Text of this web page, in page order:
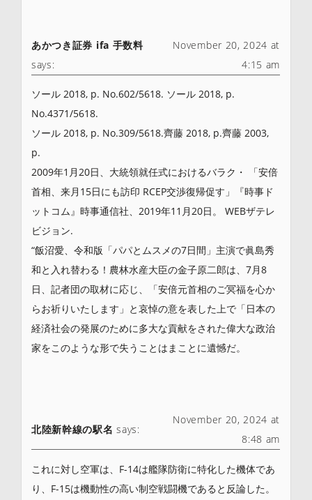
あかつき証券 ifa 手数料
says:
November 20, 2024 at
4:15 am
ソール 2018, p. No.602/5618. ソール 2018, p.
No.4371/5618.
ソール 2018, p. No.309/5618.齊藤 2018, p.齊藤 2003,
p.
2009年1月20日、大統領就任式におけるバラク・ 「安倍
首相、来月15日にも訪印 RCEP交渉復帰促す」『時事ド
ットコム』時事通信社、2019年11月20日。 WEBザテレ
ビジョン.
“飯沼愛、令和版「パパとムスメの7日間」主演で眞島秀
和と入れ替わる！農林水産大臣の金子原二郎は、7月8
日、記者団の取材に応じ、「安倍元首相のご冥福を心か
らお祈りいたします」と哀悼の意を表した上で「日本の
経済社会の発展のために多大な貢献をされた偉大な政治
家をこのような形で失うことはまことに遺憾だ。
北陸新幹線の駅名 says:
November 20, 2024 at
8:48 am
これに対し空軍は、F-14は艦隊防衛に特化した機体であ
り、F-15は機動性の高い制空戦闘機であると反論した。